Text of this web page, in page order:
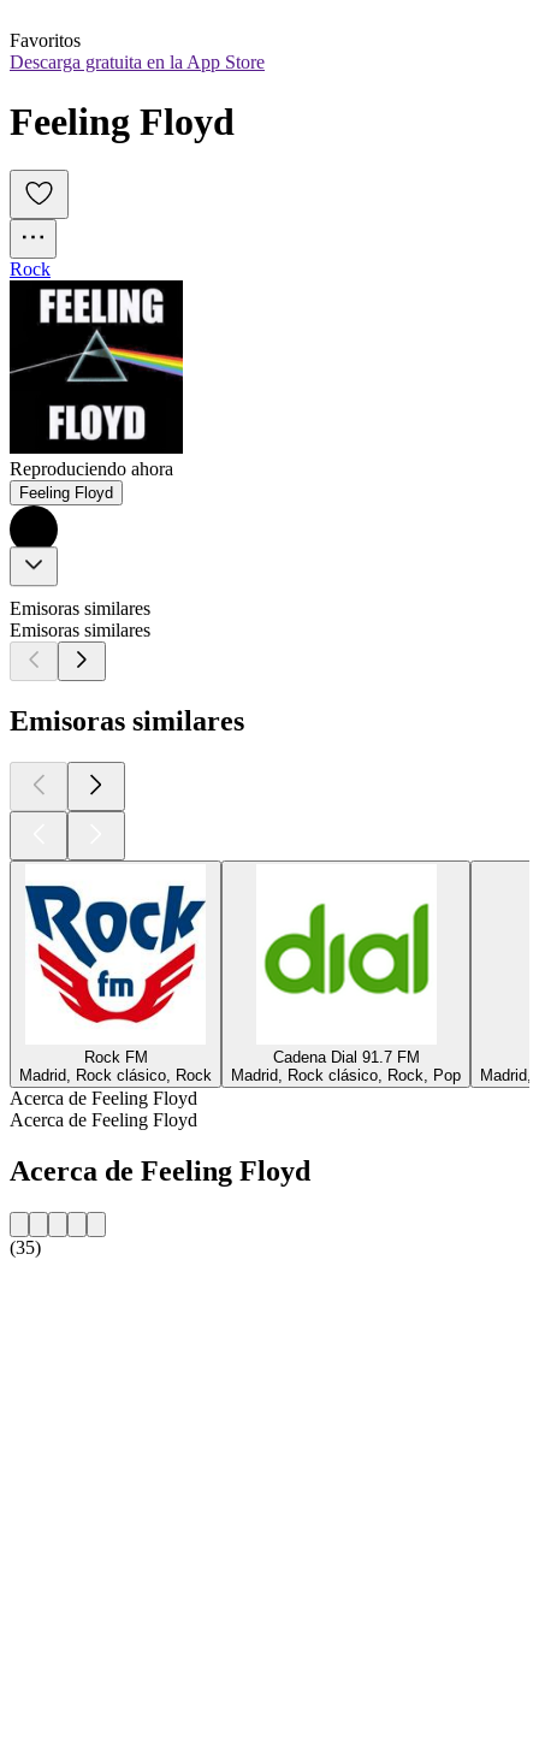
Favoritos
Descarga gratuita en la App Store
Feeling Floyd
Rock
Reproduciendo ahora
Feeling Floyd
Emisoras similares
Emisoras similares
Emisoras similares
Rock FM
Madrid, Rock clásico, Rock
Cadena Dial 91.7 FM
Madrid, Rock clásico, Rock, Pop
Acerca de Feeling Floyd
Acerca de Feeling Floyd
Acerca de Feeling Floyd
(35)